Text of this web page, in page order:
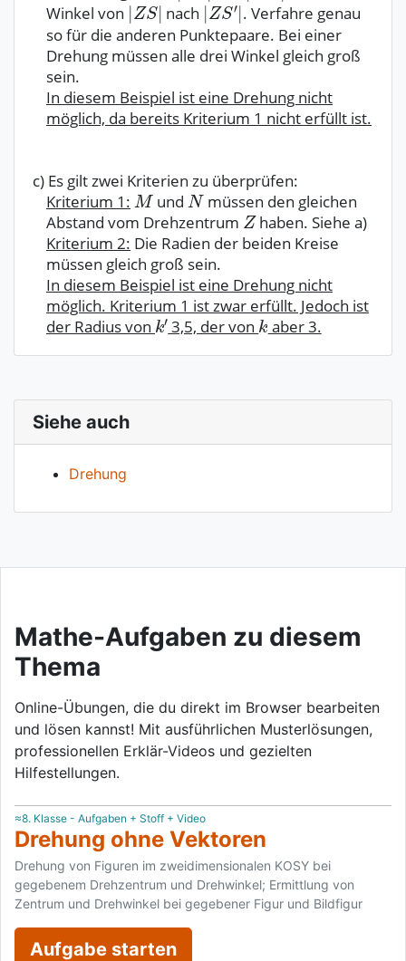
Winkel von
nach
. Verfahre genau
so für die anderen Punktepaare. Bei einer
Drehung müssen alle drei Winkel gleich groß
sein.
In diesem Beispiel ist eine Drehung nicht
möglich, da bereits Kriterium 1 nicht erfüllt ist.
c) Es gilt zwei Kriterien zu überprüfen:
Kriterium 1:
und
müssen den gleichen
Abstand vom Drehzentrum
haben. Siehe a)
Kriterium 2: Die Radien der beiden Kreise
müssen gleich groß sein.
In diesem Beispiel ist eine Drehung nicht
möglich. Kriterium 1 ist zwar erfüllt. Jedoch ist
der Radius von
3,5, der von aber 3.
Siehe auch
Drehung
Mathe-Aufgaben zu diesem
Thema
Online-Übungen, die du direkt im Browser bearbeiten
und lösen kannst! Mit ausführlichen Musterlösungen,
professionellen Erklär-Videos und gezielten
Hilfestellungen.
≈8. Klasse - Aufgaben + Stoff + Video
Drehung ohne Vektoren
Drehung von Figuren im zweidimensionalen KOSY bei
gegebenem Drehzentrum und Drehwinkel; Ermittlung von
Zentrum und Drehwinkel bei gegebener Figur und Bildfigur
Aufgabe starten